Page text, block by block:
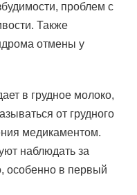
проблем с
Также
отмены у
в грудное молоко,
от грудного
медикаментом.
наблюдать за
особенно в первый